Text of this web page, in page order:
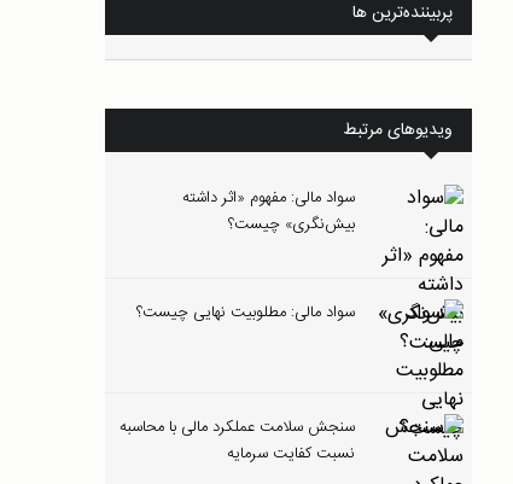
پربیننده‌ترین ها
ویدیوهای مرتبط
سواد مالی: مفهوم «اثر داشته
بیش‌نگری» چیست؟
سواد مالی: مطلوبیت نهایی چیست؟
سنجش سلامت عملکرد مالی با محاسبه
نسبت کفایت سرمایه